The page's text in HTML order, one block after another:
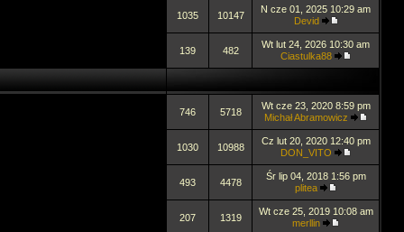
1035 10147
N cze 01, 2025 10:29 am
Devid
139 482
Wt lut 24, 2026 10:30 am
Ciastulka88
746 5718
Wt cze 23, 2020 8:59 pm
Michał Abramowicz
1030 10988
Cz lut 20, 2020 12:40 pm
DON_VITO
493 4478
Śr lip 04, 2018 1:56 pm
plitea
207 1319
Wt cze 25, 2019 10:08 am
merllin